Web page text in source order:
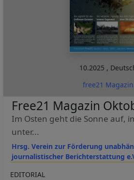
10.2025 ,
free21 Magazin
Hrsg. Verein zur Förderung
journalistischer Berichterstattung
Free21 Magazin
Im Osten geht die Sonne auf,
unter...
EDITORIAL